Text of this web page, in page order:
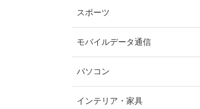
スポーツ
モバイルデータ通信
パソコン
インテリア・家具